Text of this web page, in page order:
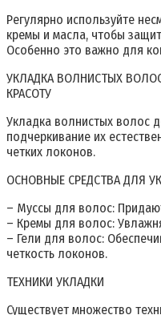
Регулярно используйте
кремы и масла, чтобы
Особенно это важно для
УКЛАДКА ВОЛНИСТЫХ
КРАСОТУ
Укладка волнистых волос
подчеркивание их
четких локонов.
ОСНОВНЫЕ СРЕДСТВА ДЛЯ
– Муссы для волос:
– Кремы для волос:
– Гели для волос:
четкость локонов.
ТЕХНИКИ УКЛАДКИ
Существует множество